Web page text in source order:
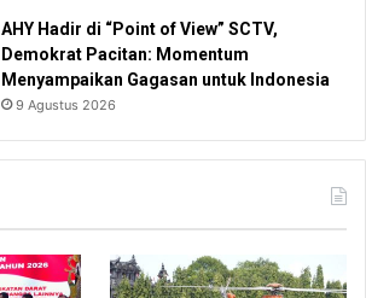
AHY Hadir di “Point of View” SCTV,
Demokrat Pacitan: Momentum
Menyampaikan Gagasan untuk Indonesia
9 Agustus 2026